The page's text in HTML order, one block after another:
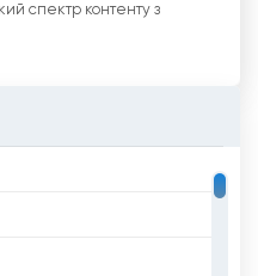
спектр контенту з